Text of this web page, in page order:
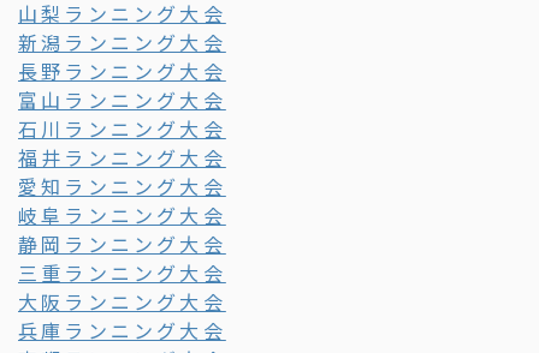
山梨ランニング大会
新潟ランニング大会
長野ランニング大会
富山ランニング大会
石川ランニング大会
福井ランニング大会
愛知ランニング大会
岐阜ランニング大会
静岡ランニング大会
三重ランニング大会
大阪ランニング大会
兵庫ランニング大会